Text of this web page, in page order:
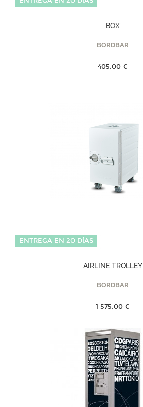
BOX
BORDBAR
405,00 €
ENTREGA EN 20 DÍAS
AIRLINE TROLLEY
BORDBAR
1 575,00 €